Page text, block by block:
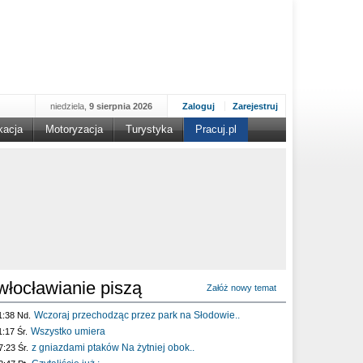
Zaloguj Zarejestruj
niedziela, 9 sierpnia 2026
Motoryzacja Turystyka Pracuj.pl
piszą Załóż nowy temat
Nd. Wczoraj przechodząc przez park na Słodowie..
Śr. Wszystko umiera
Śr. z gniazdami ptaków Na żytniej obok..